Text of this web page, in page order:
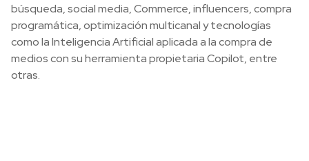
búsqueda, social media, Commerce, influencers, compra
programática, optimización multicanal y tecnologías
como la Inteligencia Artificial aplicada a la compra de
medios con su herramienta propietaria Copilot, entre
otras.